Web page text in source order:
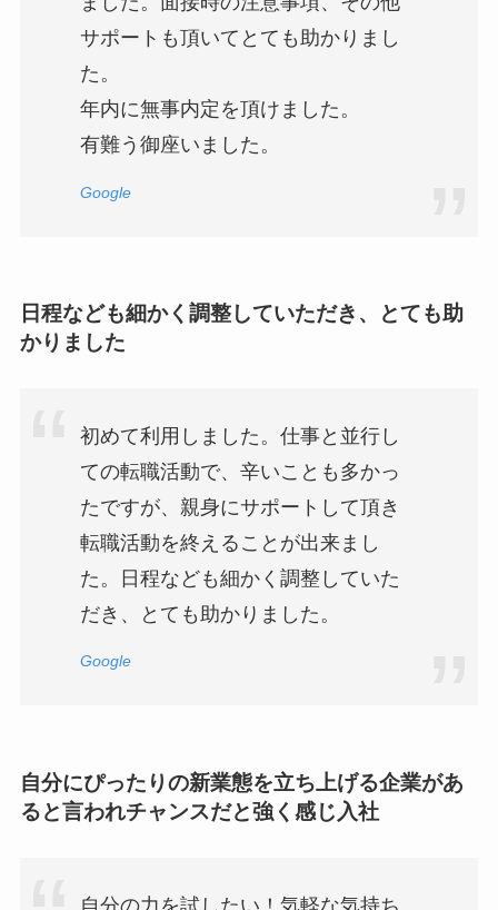
サポートも頂いてとても助かりまし
た。
年内に無事内定を頂けました。
有難う御座いました。
Google
日程なども細かく調整していただき、とても助
かりました
初めて利用しました。仕事と並行し
ての転職活動で、辛いことも多かっ
たですが、親身にサポートして頂き
転職活動を終えることが出来まし
た。日程なども細かく調整していた
だき、とても助かりました。
Google
自分にぴったりの新業態を立ち上げる企業があ
ると言われチャンスだと強く感じ入社
自分の力を試したい！気軽な気持ち